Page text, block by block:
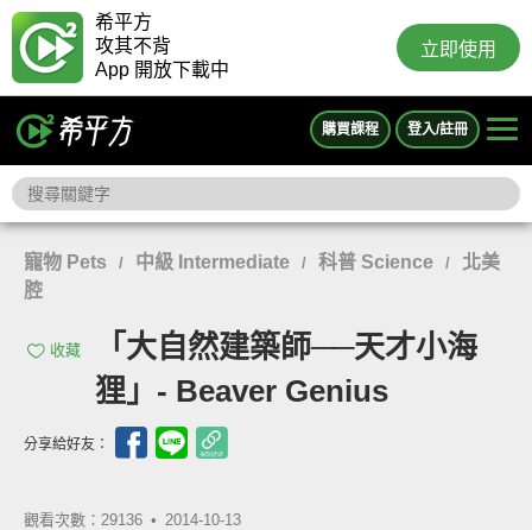
希平方
攻其不背
App 開放下載中
立即使用
購買課程 登入/註冊
寵物 Pets / 中級 Intermediate / 科普 Science /
北美
腔
收藏
「大自然建築師──天才小海
狸」- Beaver Genius
分享給好友：
觀看次數：29136 • 2014-10-13